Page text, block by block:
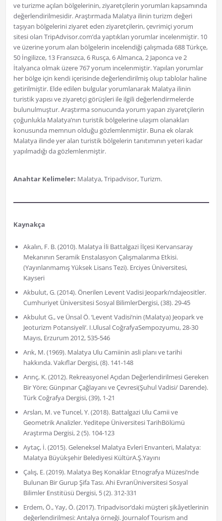
ve turizme açılan bölgelerinin, ziyaretçilerin yorumları kapsamında
değerlendirilmesidir. Araştırmada Malatya ilinin turizm değeri
taşıyan bölgelerini ziyaret eden ziyaretçilerin, çevrimiçi yorum
sitesi olan TripAdvisor.com’da yaptıkları yorumlar incelenmiştir. 10
ve üzerine yorum alan bölgelerin incelendiği çalışmada 688 Türkçe,
50 İngilizce, 13 Fransızca, 6 Rusça, 6 Almanca, 2 Japonca ve 2
İtalyanca olmak üzere 767 yorum incelenmiştir. Yapılan yorumlar
her bölge için kendi içerisinde değerlendirilmiş olup tablolar haline
getirilmiştir. Elde edilen bulgular yorumlanarak Malatya ilinin
turistik yapısı ve ziyaretçi görüşleri ile ilgili değerlendirmelerde
bulunulmuştur. Araştırma sonucunda yorum yapan ziyaretçilerin
çoğunlukla Malatya’nın turistik bölgelerine ulaşım olanakları
konusunda memnun olduğu gözlemlenmiştir. Buna ek olarak
Malatya ilinde yer alan turistik bölgelerin tanıtımının yeteri kadar
yapılmadığı da gözlemlenmiştir.
Anahtar Kelimeler: Malatya, Tripadvisor, Turizm.
Kaynakça
Akalın, F. B. (2010). Malatya İli Battalgazi İlçesi Kervansaray
Mekanının Seramik Enstalasyon Çalışmalarıma Etkisi.
(Yayınlanmamış Yüksek Lisans Tezi). Erciyes Üniversitesi,
Kayseri
Akbulut, G. (2014). Önerilen Levent Vadisi Jeoparkı’ndajeositler.
Cumhuriyet Üniversitesi Sosyal BilimlerDergisi, (38). 29-45
Akbulut G., ve Ünsal Ö. ‘Levent Vadisi’nin (Malatya) Jeopark ve
Jeoturizm Potansiyeli’. I.Ulusal CoğrafyaSempozyumu, 28-30
Mayıs, Erzurum 2012, 535-546
Arık, M. (1969). Malatya Ulu Camiinin asli planı ve tarihi
hakkında. Vakıflar Dergisi, (8). 141-148
Arınç, K. (2012). Rekreasyonel Açıdan Değerlendirilmesi Gereken
Bir Yöre; Günpınar Çağlayanı ve Çevresi(Şuhul Vadisi/ Darende).
Türk Coğrafya Dergisi, (39), 1-21
Arslan, M. ve Tuncel, Y. (2018). Battalgazi Ulu Camii ve
Geometrik Analizler. Yeditepe Üniversitesi TarihBölümü
Araştırma Dergisi, 2 (5). 104-123
Aytaç, İ. (2015). Geleneksel Malatya Evleri Envanteri, Malatya:
Malatya Büyükşehir Belediyesi KültürA.Ş.Yayını
Çalış, E. (2019). Malatya Beş Konaklar Etnografya Müzesi’nde
Bulunan Bir Gurup Şifa Tası. Ahi EvranÜniversitesi Sosyal
Bilimler Enstitüsü Dergisi, 5 (2). 312-331
Erdem, Ö., Yay, Ö. (2017). Tripadvisor’daki müşteri şikâyetlerinin
değerlendirilmesi: Antalya örneği. Journalof Tourism and